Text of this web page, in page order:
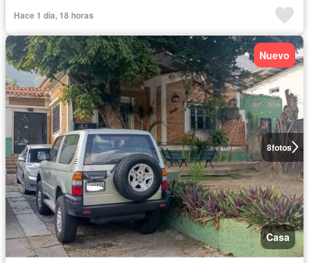
Hace 1 día, 18 horas
8fotos
Nuevo
Casa